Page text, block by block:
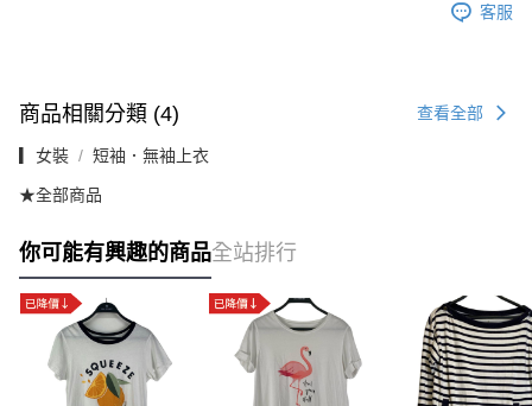
客服
商品相關分類 (4) 查看全部
▎女裝 短袖．無袖上衣
★全部商品
你可能有興趣的商品全站排行